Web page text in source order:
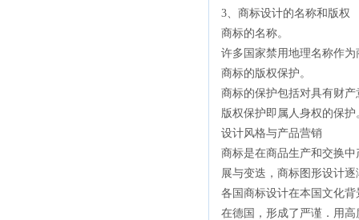
3、商标设计的名称和版权
商标的名称。
许多国家禁用地理名称作
商标的版权保护。
商标的保护包括对具有财
版权保护即属人身权的保护
设计风格与产品营销
商标是在商品生产和交换
展与变迭，商标图形设计
各国商标设计在本国文化
在德国，形成了严谨．用